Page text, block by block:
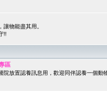
讓物能盡其用。
!!
區
院放置認養訊息用，歡迎同伴認養一個動